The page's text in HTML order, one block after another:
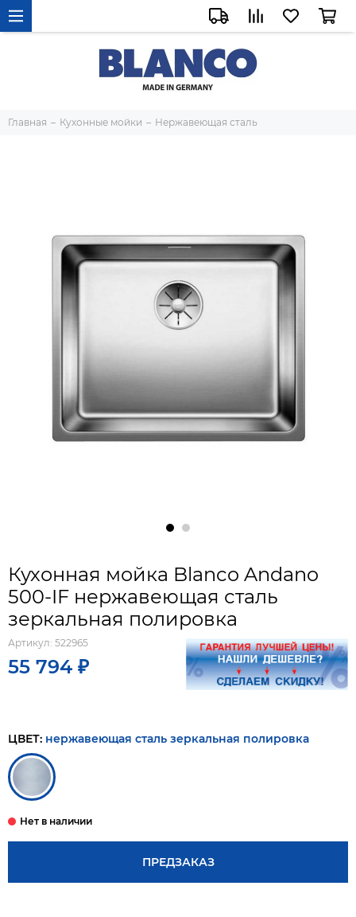
Главная Кухонные мойки Нержавеющая сталь
Кухонная мойка Blanco Andano
500-IF нержавеющая сталь
зеркальная полировка
Артикул: 522965
55 794 ₽
ЦВЕТ: нержавеющая сталь зеркальная полировка
ПРЕДЗАКАЗ